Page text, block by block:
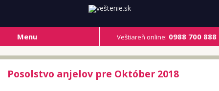
Veštiareň online: 0988 700 888
Menu
Posolstvo anjelov pre Október 2018